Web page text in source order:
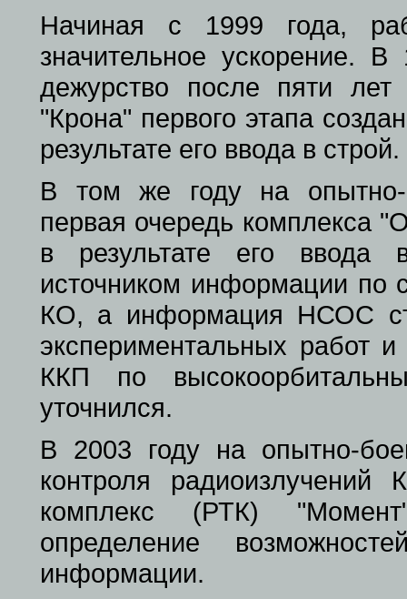
Начиная с 1999 года,
значительное ускорение.
дежурство после пяти лет
"Крона" первого этапа
результате его ввода в строй.
В том же году на опытно-
первая очередь комплекса
в результате его ввода
источником информации по
КО, а информация НСОС
экспериментальных работ
ККП по
уточнился.
В 2003 году на опытно-
контроля радиоизлучений
комплекс (РТК)
определение
информации.